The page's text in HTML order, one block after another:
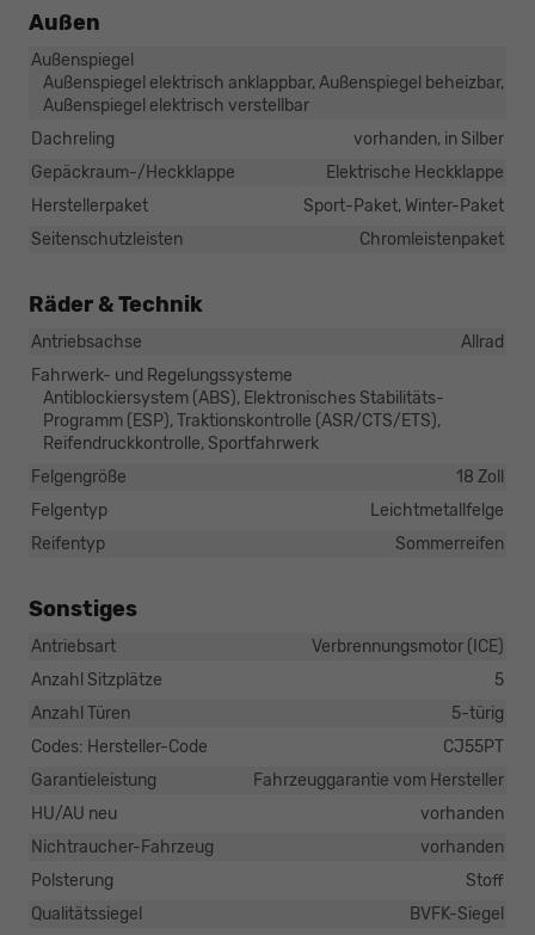
Außen
Außenspiegel
Außenspiegel elektrisch anklappbar, Außenspiegel beheizbar,
Außenspiegel elektrisch verstellbar
Dachreling
vorhanden, in Silber
Gepäckraum-/Heckklappe
Elektrische Heckklappe
Herstellerpaket
Sport-Paket, Winter-Paket
Seitenschutzleisten
Chromleistenpaket
Räder & Technik
Antriebsachse
Allrad
Fahrwerk- und Regelungssysteme
Antiblockiersystem (ABS), Elektronisches Stabilitäts-
Programm (ESP), Traktionskontrolle (ASR/CTS/ETS),
Reifendruckkontrolle, Sportfahrwerk
Felgengröße
18 Zoll
Felgentyp
Leichtmetallfelge
Reifentyp
Sommerreifen
Sonstiges
Antriebsart
Verbrennungsmotor (ICE)
Anzahl Sitzplätze
5
Anzahl Türen
5-türig
Codes: Hersteller-Code
CJ55PT
Garantieleistung
Fahrzeuggarantie vom Hersteller
HU/AU neu
vorhanden
Nichtraucher-Fahrzeug
vorhanden
Polsterung
Stoff
Qualitätssiegel
BVFK-Siegel